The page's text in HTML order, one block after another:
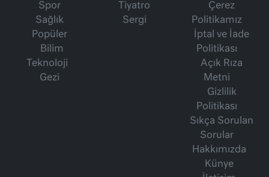
Spor
Sağlık
Popüler
Bilim
Teknoloji
Gezi
Tiyatro
Sergi
Çerez
Politikamız
İptal ve İade
Politikası
Açık Rıza
Metni
Gizlilik
Politikası
Sıkça Sorulan
Sorular
Hakkımızda
Künye